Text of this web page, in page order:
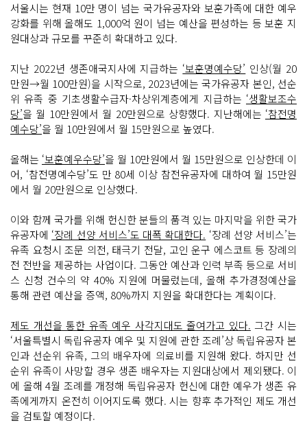
서울시는 현재 10만 명이 넘는 국가유공자와 보훈가족에 대한 예우
강화를 위해 올해도 1,000억 원이 넘는 예산을 편성하는 등 보훈 지
원대상과 규모를 꾸준히 확대하고 있다.
지난 2022년 생존애국지사에 지급하는 ‘보훈명예수당’ 인상(월 20
만원→월 100만원)을 시작으로, 2023년에는 국가유공자 본인, 선순
위 유족 중 기초생활수급자·차상위계층에게 지급하는 ‘생활보조수
당’을 월 10만원에서 월 20만원으로 상향했다. 지난해에는 ‘참전명
예수당’을 월 10만원에서 월 15만원으로 높였다.
올해는 ‘보훈예우수당’을 월 10만원에서 월 15만원으로 인상한데 이
어, ‘참전명예수당’도 만 80세 이상 참전유공자에 대하여 월 15만원
에서 월 20만원으로 인상했다.
이와 함께 국가를 위해 헌신한 분들의 품격 있는 마지막을 위한 국가
유공자에 ‘장례 선양 서비스’도 대폭 확대한다. ‘장례 선양 서비스’는
유족 요청시 조문 의전, 태극기 전달, 고인 운구 에스코트 등 장례의
전 전반을 제공하는 사업이다. 그동안 예산과 인력 부족 등으로 서비
스 신청 건수의 약 40% 지원에 머물렀는데, 올해 추가경정예산을
통해 관련 예산을 증액, 80%까지 지원을 확대한다는 계획이다.
제도 개선을 통한 유족 예우 사각지대도 줄여가고 있다. 그간 시는
‘서울특별시 독립유공자 예우 및 지원에 관한 조례’상 독립유공자 본
인과 선순위 유족, 그의 배우자에 의료비를 지원해 왔다. 하지만 선
순위 유족이 사망할 경우 생존 배우자는 지원대상에서 제외됐다. 이
에 올해 4월 조례를 개정해 독립유공자 헌신에 대한 예우가 생존 유
족에게까지 온전히 이어지도록 했다. 시는 향후 추가적인 제도 개선
을 검토할 예정이다.